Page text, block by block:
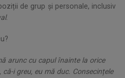
de grup și personale, inclusiv
.
arunc cu capul înainte la orice
i greu, eu mă duc. Consecințele